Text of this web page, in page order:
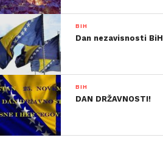
BIH
Dan nezavisnosti BiH
BIH
DAN DRŽAVNOSTI!